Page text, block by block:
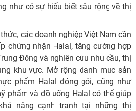
như có sự hiểu biết sâu rộng về thị
các doanh nghiệp Việt Nam cần
chứng nhận Halal, tăng cường hợp
Đông và nghiên cứu nhu cầu, thị
khu vực. Mở rộng danh mục sản
phẩm Halal đóng gói, cũng như
phẩm và đồ uống Halal có thể giúp
năng cạnh tranh tại những thị